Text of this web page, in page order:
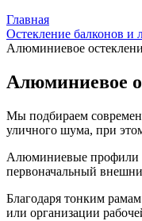
Главная
Остекление балконов и
Алюминиевое
Алюминиевое
Мы подбираем
уличного шума, при
Алюминиевые профили
первоначальный
Благодаря тонким
или организации